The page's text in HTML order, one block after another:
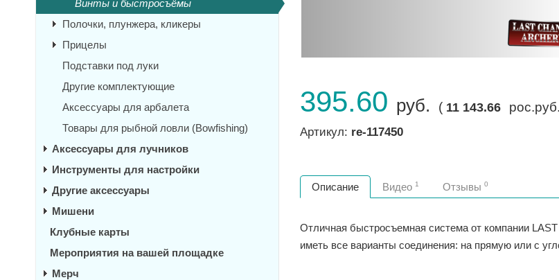
395.60 руб. ( 11 143.66
Артикул: re-117450
Описание Видео 1 Отзывы 0
Отличная быстросъемная система от компании
иметь все варианты соединения: на прямую или с
Винты и быстросъёмы
Полочки, плунжера, кликеры
Прицелы
Подставки под луки
Другие комплектующие
Аксессуары для арбалета
Товары для рыбной ловли (Bowfishing)
Аксессуары для лучников
Инструменты для настройки
Другие аксессуары
Мишени
Клубные карты
Мероприятия на вашей площадке
Мерч